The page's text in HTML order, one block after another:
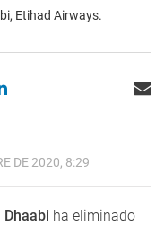
Etihad Airways.
DE 2020, 8:29
Dhaabi ha eliminado